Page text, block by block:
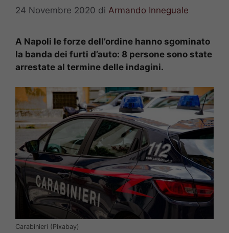
24 Novembre 2020 di Armando Inneguale
A Napoli le forze dell’ordine hanno sgominato
la banda dei furti d’auto: 8 persone sono state
arrestate al termine delle indagini.
Carabinieri (Pixabay)